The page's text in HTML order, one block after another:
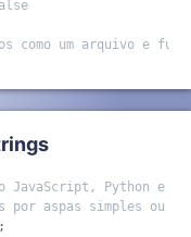
como um arquivo e
JavaScript, Python e
por aspas simples ou
;